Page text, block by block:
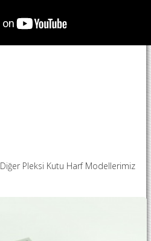
Diğer Pleksi Kutu Harf Modellerimiz